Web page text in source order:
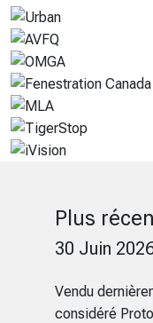
Plus
30 Juin
Vendu
considéré